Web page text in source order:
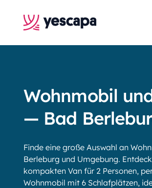
Wohnmobil
— Bad
Finde eine große Auswahl an
Berleburg und Umgebung.
kompakten Van für 2 Personen,
Wohnmobil mit 6 Schlafplätzen,